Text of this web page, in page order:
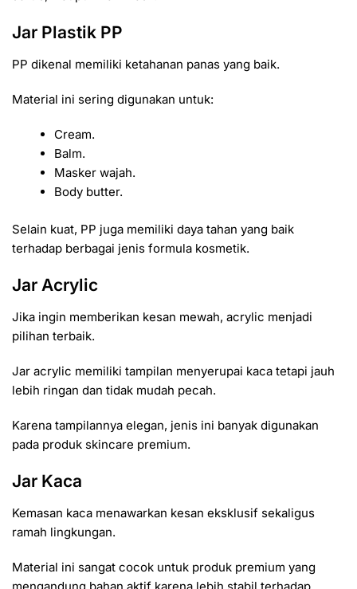
Jar Plastik PP
PP dikenal memiliki ketahanan panas yang baik.
Material ini sering digunakan untuk:
Cream.
Balm.
Masker wajah.
Body butter.
Selain kuat, PP juga memiliki daya tahan yang baik
terhadap berbagai jenis formula kosmetik.
Jar Acrylic
Jika ingin memberikan kesan mewah, acrylic menjadi
pilihan terbaik.
Jar acrylic memiliki tampilan menyerupai kaca tetapi jauh
lebih ringan dan tidak mudah pecah.
Karena tampilannya elegan, jenis ini banyak digunakan
pada produk skincare premium.
Jar Kaca
Kemasan kaca menawarkan kesan eksklusif sekaligus
ramah lingkungan.
Material ini sangat cocok untuk produk premium yang